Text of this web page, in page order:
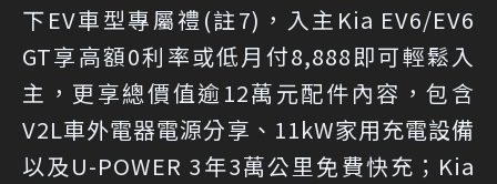
下EV車型專屬禮(註7)，入主Kia EV6/EV6
GT享高額0利率或低月付8,888即可輕鬆入
主，更享總價值逾12萬元配件內容，包含
V2L車外電器電源分享、11kW家用充電設備
以及U-POWER 3年3萬公里免費快充；Kia